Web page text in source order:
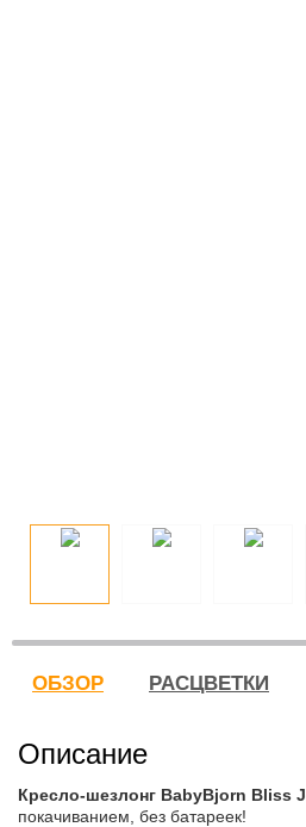
ОБЗОР РАСЦВЕТКИ
Описание
Кресло-шезлонг BabyBjorn Bliss
покачиванием, без батареек!